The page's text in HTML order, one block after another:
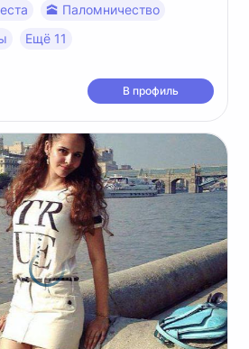
🕋 Паломничество
Ещё 11
В профиль